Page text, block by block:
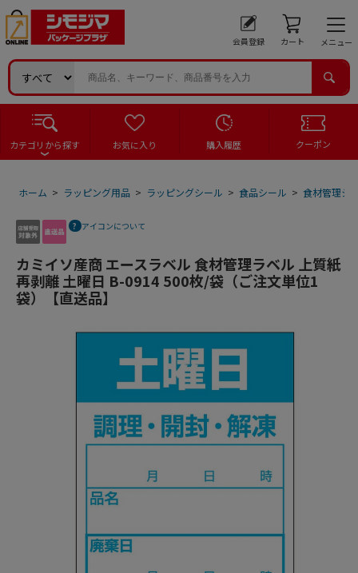
会員登録 カート メニュー
カテゴリから探す お気に入り 購入履歴 クーポン
ホーム > ラッピング用品 > ラッピングシール > 食品シール > 食材管理シ
アイコンについて
カミイソ産商 エースラベル 食材管理ラベル 上質紙
再剥離 土曜日 B-0914 500枚/袋（ご注文単位1
袋）【直送品】